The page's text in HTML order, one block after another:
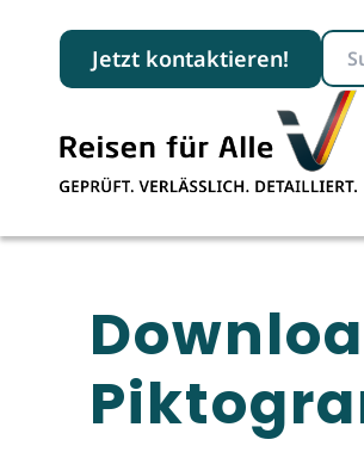
Jetzt kontaktieren!